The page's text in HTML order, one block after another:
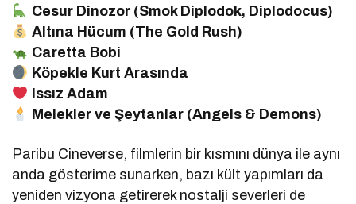
Cesur Dinozor (Smok Diplodok, Diplodocus)
Altına Hücum (The Gold Rush)
Caretta Bobi
Köpekle Kurt Arasında
Issız Adam
Melekler ve Şeytanlar (Angels & Demons)
Paribu Cineverse, filmlerin bir kısmını dünya ile aynı
anda gösterime sunarken, bazı kült yapımları da
yeniden vizyona getirerek nostalji severleri de